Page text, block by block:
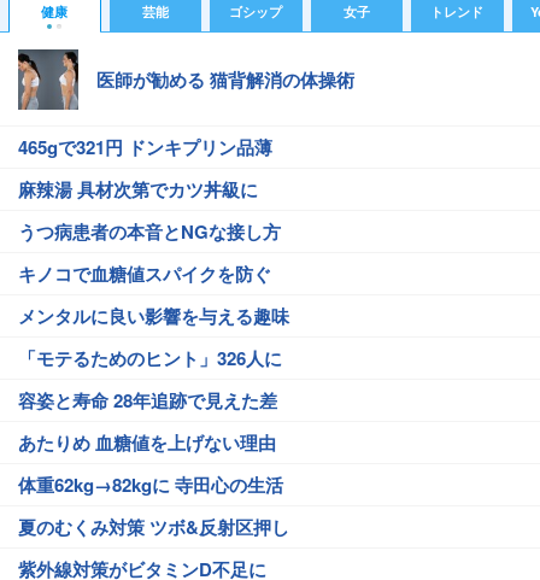
健康 芸能 ゴシップ 女子 トレンド
医師が勧める 猫背解消の体操術
465gで321円 ドンキプリン品薄
麻辣湯 具材次第でカツ丼級に
うつ病患者の本音とNGな接し方
キノコで血糖値スパイクを防ぐ
メンタルに良い影響を与える趣味
「モテるためのヒント」326人に
容姿と寿命 28年追跡で見えた差
あたりめ 血糖値を上げない理由
体重62kg→82kgに 寺田心の生活
夏のむくみ対策 ツボ&反射区押し
紫外線対策がビタミンD不足に